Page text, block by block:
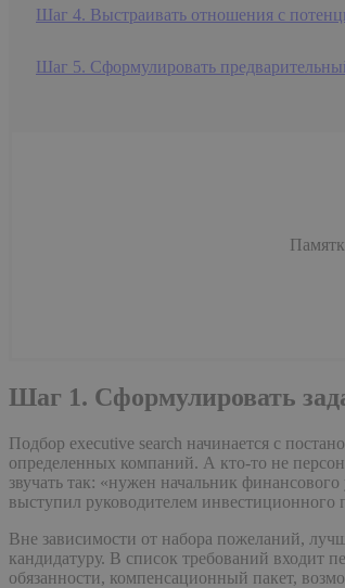
Шаг 4. Выстраивать отношения с
Шаг 5. Сформулировать
Шаг 1. Сформулировать
Подбор executive search начинается с
определенных компаний. А кто-то не
звучать так: «нужен начальник
выступил руководителем инвестиционного
Вне зависимости от набора пожеланий,
кандидатуру. В список требований входит
обязанности, компенсационный пакет,